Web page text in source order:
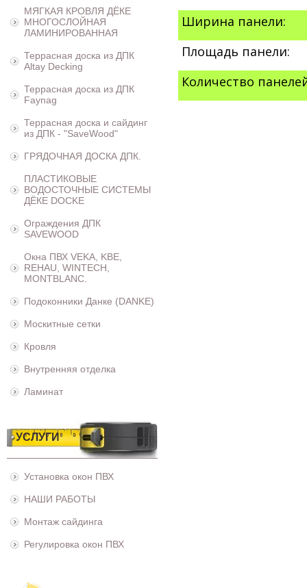
МЯГКАЯ КРОВЛЯ ДЁКЕ
МНОГОСЛОЙНАЯ
ЛАМИНИРОВАННАЯ
Террасная доска из ДПК
Altay Decking
Террасная доска из ДПК
Faynag
Террасная доска и сайдинг
из ДПК - "SaveWood"
ГРЯДОЧНАЯ ДОСКА ДПК.
ПЛАСТИКОВЫЕ
ВОДОСТОЧНЫЕ СИСТЕМЫ
ДЁКЕ DOCKE
Ограждения ДПК
SAVEWOOD
Окна ПВХ VEKA, KBE,
REHAU, WINTECH,
MONTBLANC.
Подоконники Данке (DANKE)
Москитные сетки
Кровля
Внутренняя отделка
Ламинат
УСЛУГИ
Установка окон ПВХ
НАШИ РАБОТЫ
Монтаж сайдинга
Регулировка окон ПВХ
Ширина панели:
Площадь панели:
Количество